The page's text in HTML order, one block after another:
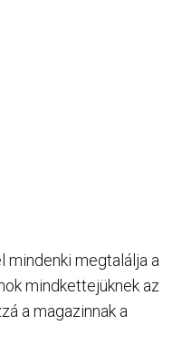
mindenki megtalálja a
mindkettejüknek az
a magazinnak a